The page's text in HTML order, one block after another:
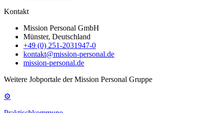
Kontakt
Mission Personal GmbH
Münster, Deutschland
+49 (0) 251-2031947-0
kontakt@mission-personal.de
mission-personal.de
Weitere Jobportale der Mission Personal Gruppe
⚙